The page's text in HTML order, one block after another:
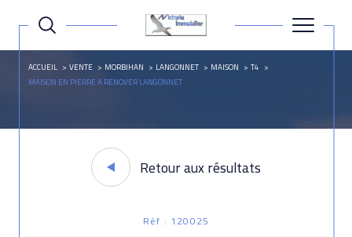
ACCUEIL VENTE MORBIHAN LANGONNET MAISON
T4
MAISON EN PIERRE A RENOVER LANGONNET
Retour aux résultats
Réf : 120025